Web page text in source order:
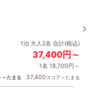
1泊 大人2名 合計(税込)
37,400円～
1名 18,700円～
～たまる 37,400スコア～たまる